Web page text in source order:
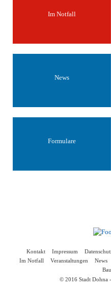
Im Notfall
News
Formulare
Kontakt Impressum
Im Notfall
Veranstaltungen News
© 2016 Stadt Dohna